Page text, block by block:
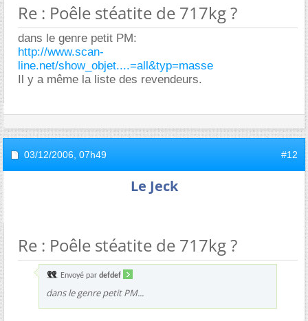
Re : Poêle stéatite de 717kg ?
dans le genre petit PM:
http://www.scan-
line.net/show_objet....=all&typ=masse
Il y a même la liste des revendeurs.
03/12/2006, 07h49 #12
Le Jeck
Re : Poêle stéatite de 717kg ?
Envoyé par defdef
dans le genre petit PM...